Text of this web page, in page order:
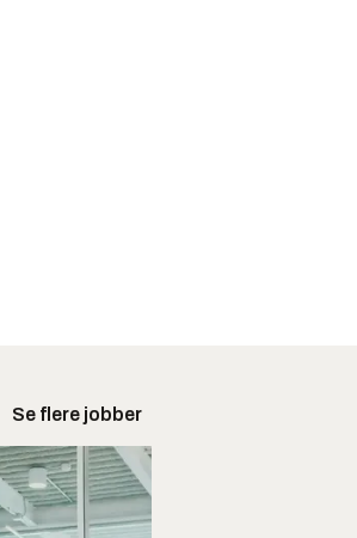
Se flere jobber